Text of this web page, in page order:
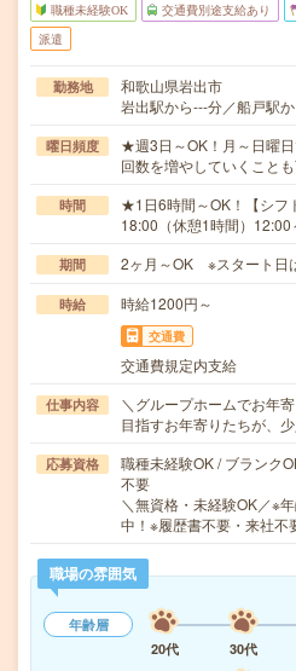
職種未経験OK 交通費別途支給あり
派遣
勤務地
和歌山県岩出市
岩出駅から---分／船戸駅
曜日頻度
★週3日～OK！月～日曜
回数を増やしていくことも
時間
★1日6時間～OK！【シフ
18:00（休憩1時間）
期間 2ヶ月～OK ※スタート日
時給 時給1200円～
交通費
交通費規定内支給
仕事内容
＼グループホームでお年
目指すお年寄りたちが、
応募資格
職種未経験OK / ブランク
不要
＼無資格・未経験OK／※
中！※履歴書不要・来社
職場の雰囲気
年齢層
20代
30代